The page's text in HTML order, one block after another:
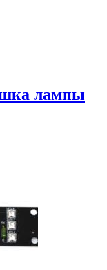
лампы